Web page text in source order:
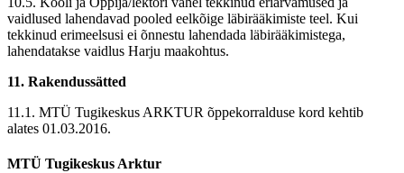
vaidlused lahendavad pooled eelkõige läbirääkimiste teel. Kui
tekkinud erimeelsusi ei õnnestu lahendada läbirääkimistega,
lahendatakse vaidlus Harju maakohtus.
11. Rakendussätted
11.1. MTÜ Tugikeskus ARKTUR õppekorralduse kord kehtib
alates 01.03.2016.
MTÜ Tugikeskus Arktur